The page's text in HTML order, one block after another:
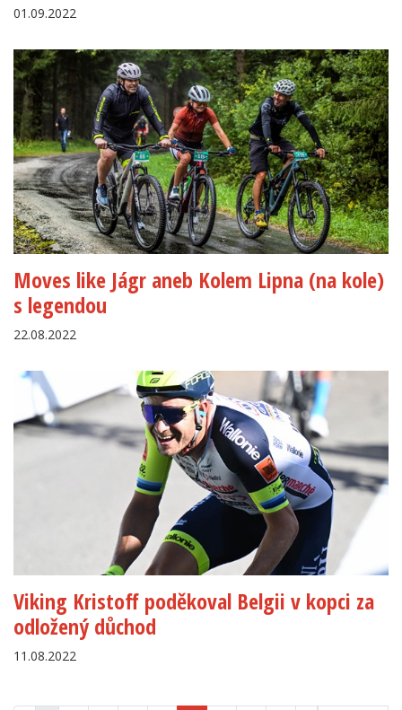
01.09.2022
Moves like Jágr aneb Kolem Lipna (na kole)
s legendou
22.08.2022
Viking Kristoff poděkoval Belgii v kopci za
odložený důchod
11.08.2022